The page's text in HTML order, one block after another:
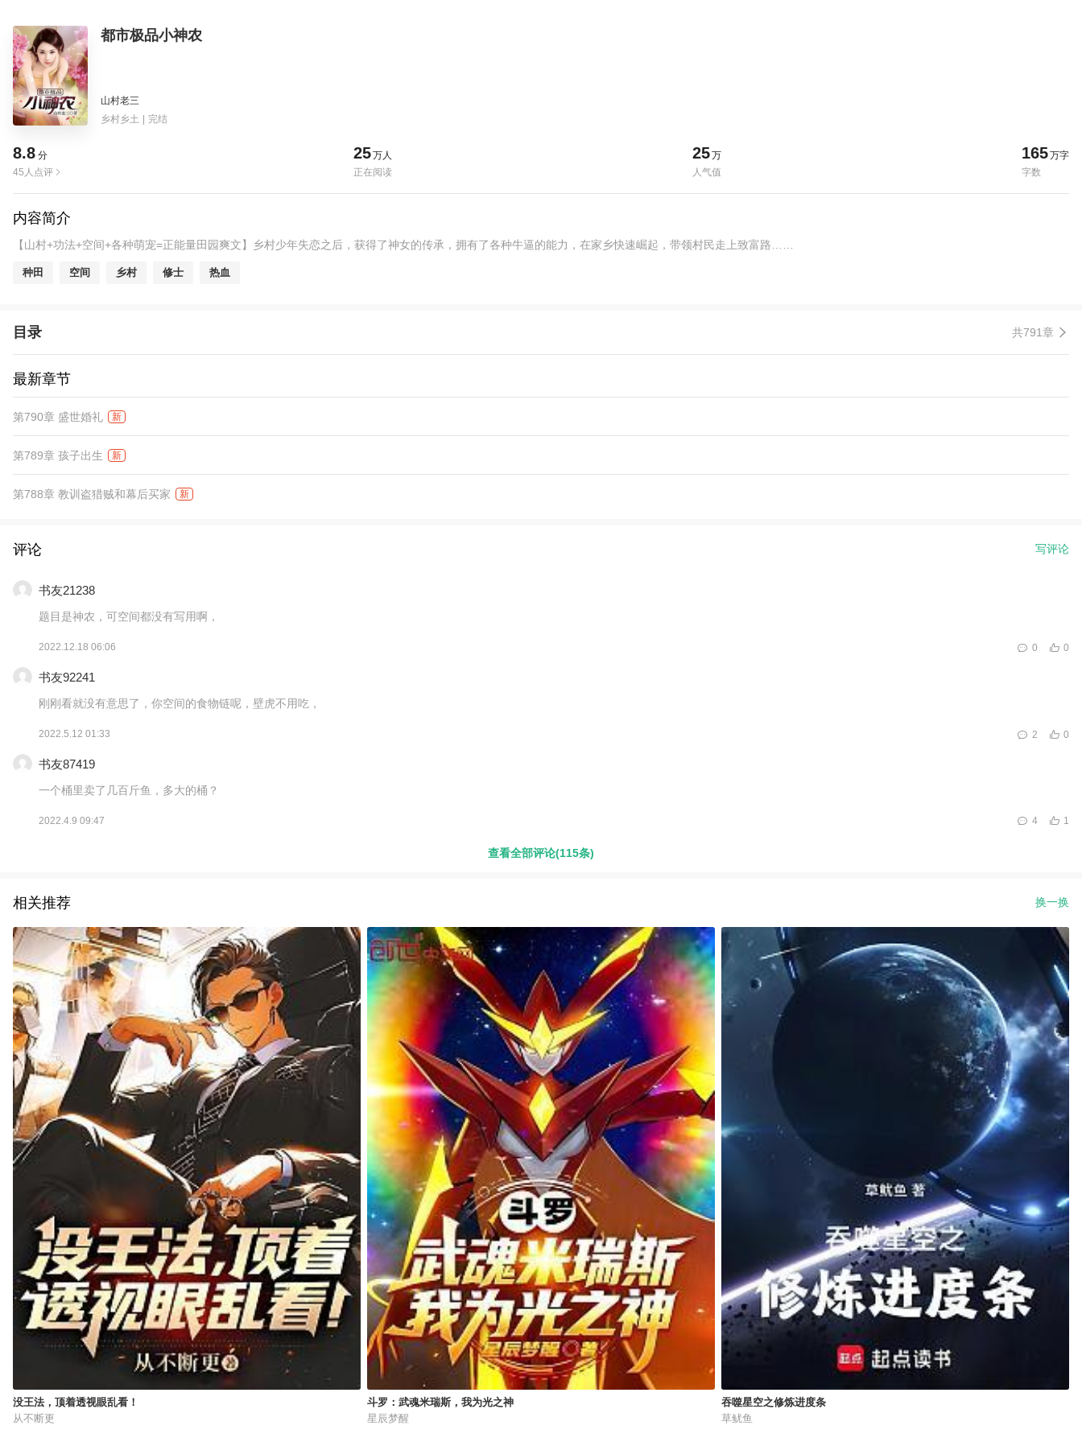
都市极品小神农
山村老三
乡村乡土 | 完结
8.8 分
45人点评
25万人
正在阅读
25万
人气值
165万字
字数
内容简介
【山村+功法+空间+各种萌宠=正能量田园爽文】乡村少年失恋之后，获得了神女的传承，拥有了各种牛逼的能力，在家乡快速崛起，带领村民走上致富路……
种田 空间 乡村 修士 热血
目录 共791章
最新章节
第790章 盛世婚礼 新
第789章 孩子出生 新
第788章 教训盗猎贼和幕后买家 新
评论 写评论
书友21238
题目是神农，可空间都没有写用啊，
2022.12.18 06:06 0
0
书友92241
刚刚看就没有意思了，你空间的食物链呢，壁虎不用吃，
2022.5.12 01:33 0
2
书友87419
一个桶里卖了几百斤鱼，多大的桶？
2022.4.9 09:47 1
4
查看全部评论(115条)
相关推荐 换一换
没王法，顶着透视眼乱看！
从不断更
斗罗：武魂米瑞斯，我为光之神
星辰梦醒
吞噬星空之修炼进度条
草鱿鱼